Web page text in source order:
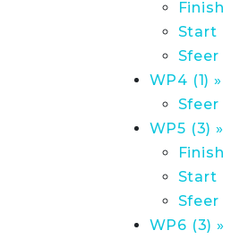
Finish
Start
Sfeer
WP4 (1) »
Sfeer
WP5 (3) »
Finish
Start
Sfeer
WP6 (3) »